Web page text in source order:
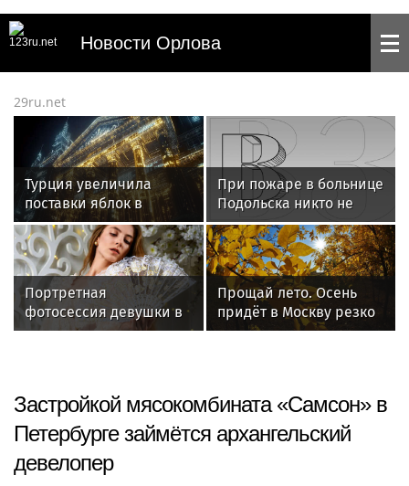
Новости Орлова
29ru.net
Турция увеличила
поставки яблок в
Россию в 3,8 раза в
июне
При пожаре в больнице
Подольска никто не
пострадал
Портретная
фотосессия девушки в
студии: Элегантный
Прощай лето. Осень
придёт в Москву резко
и рано
Застройкой мясокомбината «Самсон» в
Петербурге займётся архангельский
девелопер